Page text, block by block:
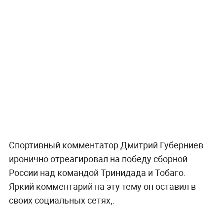
Спортивный комментатор Дмитрий Губерниев
иронично отреагировал на победу сборной
России над командой Тринидада и Тобаго.
Яркий комментарий на эту тему он оставил в
своих социальных сетях,.